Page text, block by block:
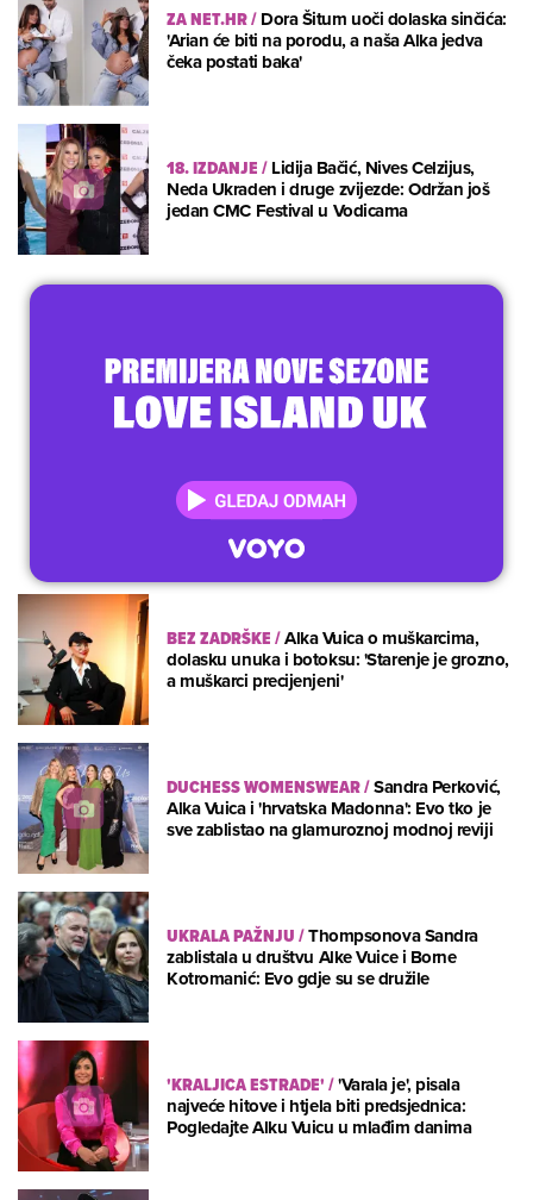
ZA NET.HR/Dora Šitum uoči dolaska sinčića:
'Arian će biti na porodu, a naša Alka jedva
čeka postati baka'
18. IZDANJE/Lidija Bačić, Nives Celzijus,
Neda Ukraden i druge zvijezde: Održan još
jedan CMC Festival u Vodicama
BEZ ZADRŠKE/Alka Vuica o muškarcima,
dolasku unuka i botoksu: 'Starenje je grozno,
a muškarci precijenjeni'
DUCHESS WOMENSWEAR/Sandra Perković,
Alka Vuica i 'hrvatska Madonna': Evo tko je
sve zablistao na glamuroznoj modnoj reviji
UKRALA PAŽNJU/Thompsonova Sandra
zablistala u društvu Alke Vuice i Borne
Kotromanić: Evo gdje su se družile
'KRALJICA ESTRADE'/'Varala je', pisala
najveće hitove i htjela biti predsjednica:
Pogledajte Alku Vuicu u mlađim danima